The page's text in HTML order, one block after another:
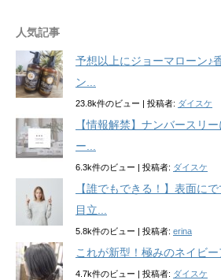
人気記事
予想以上にジョーマローン♪
ン...
23.8k件のビュー | 投稿者: ダイスケ
【情報解禁】ナンバースリ
ー...
6.3k件のビュー | 投稿者: ダイスケ
【誰でもできる！】表面に
目立...
5.8k件のビュー | 投稿者: erina
これが新型！極みのネイビー
4.7k件のビュー | 投稿者: ダイスケ